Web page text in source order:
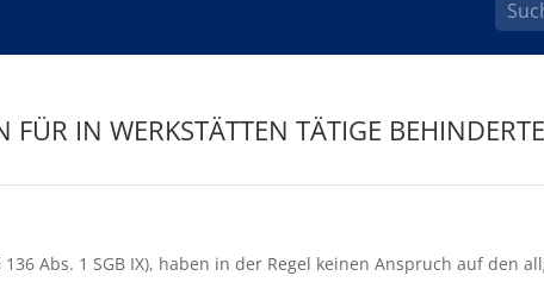
IN WERKSTÄTTEN TÄTIGE
Abs. 1 SGB IX), haben in der Regel keinen Anspruch auf den